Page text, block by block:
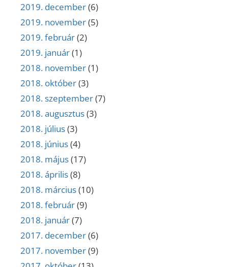
2019. december(6)
2019. november(5)
2019. február(2)
2019. január(1)
2018. november(1)
2018. október(3)
2018. szeptember(7)
2018. augusztus(3)
2018. július(3)
2018. június(4)
2018. május(17)
2018. április(8)
2018. március(10)
2018. február(9)
2018. január(7)
2017. december(6)
2017. november(9)